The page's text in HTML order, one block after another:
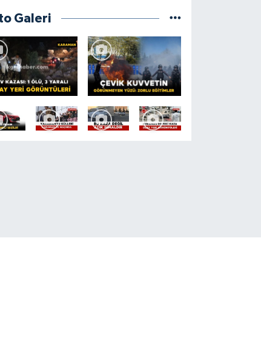
Galeri